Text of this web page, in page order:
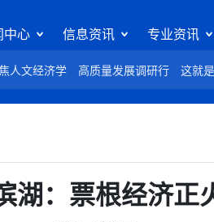
中心 信息资讯 专业资讯
人文经济学 高质量发展调研行 这就
湖：票根经济正